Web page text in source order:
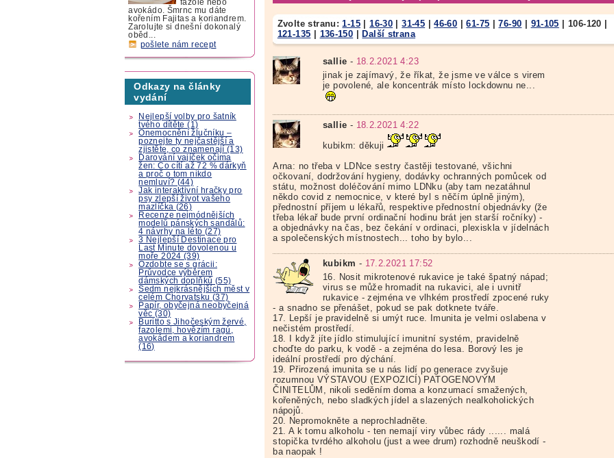
fazole nebo
avokádo. Šmrnc mu dáte
kořením Fajitas a koriandrem.
Zarolujte si dnešní dokonalý
oběd...
pošlete nám recept
Odkazy na články
vydání
Nejlepší volby pro šatník
tvého dítěte (1)
Onemocnění žlučníku –
poznejte ty nejčastější a
zjistěte, co znamenají (13)
Darování vajíček očima
žen: Co cítí až 72 % dárkyň
a proč o tom nikdo
nemluví? (44)
Jak interaktivní hračky pro
psy zlepší život vašeho
mazlíčka (26)
Recenze nejmódnějších
modelů pánských sandálů:
4 návrhy na léto (27)
3 Nejlepší Destinace pro
Last Minute dovolenou u
moře 2024 (39)
Ozdobte se s grácii:
Průvodce výběrem
dámských doplňků (55)
Sedm nejkrásnějších měst v
celém Chorvatsku (37)
Papír, obyčejná neobyčejná
věc (30)
Buritto s Jihočeským žervé,
fazolemi, hovězím ragú,
avokádem a koriandrem
(16)
Zvolte stranu:1-15 |16-30 |31-45 |46-60 |61-75 |76-90 | 91-105 | 106-120 |
121-135 | 136-150 |Další strana
sallie - 18.2.2021 4:23
jinak je zajímavý, že říkat, že jsme ve válce s virem
je povolené, ale koncentrák místo lockdownu ne...
sallie - 18.2.2021 4:22
kubikm: děkuji
Arna: no třeba v LDNce sestry častěji testované, všichni
očkovaní, dodržování hygieny, dodávky ochranných pomůcek od
státu, možnost doléčování mimo LDNku (aby tam nezatáhnul
někdo covid z nemocnice, v které byl s něčím úplně jiným),
přednostní příjem u lékařů, respektive přednostní objednávky (že
třeba lékař bude první ordinační hodinu brát jen starší ročníky) -
a objednávky na čas, bez čekání v ordinaci, plexiskla v jídelnách
a společenských místnostech... toho by bylo...
kubikm - 17.2.2021 17:52
16. Nosit mikrotenové rukavice je také špatný nápad;
virus se může hromadit na rukavici, ale i uvnitř
rukavice - zejména ve vlhkém prostředí zpocené ruky
- a snadno se přenášet, pokud se pak dotknete tváře.
17. Lepší je pravidelně si umýt ruce. Imunita je velmi oslabena v
nečistém prostředí.
18. I když jíte jídlo stimulující imunitní systém, pravidelně
choďte do parku, k vodě - a zejména do lesa. Borový les je
ideální prostředí pro dýchání.
19. Přirozená imunita se u nás lidí po generace zvyšuje
rozumnou VÝSTAVOU (EXPOZICÍ) PATOGENOVÝM
ČINITELŮM, nikoli seděním doma a konzumací smažených,
kořeněných, nebo sladkých jídel a slazených nealkoholických
nápojů.
20. Nepromokněte a neprochladněte.
21. A k tomu alkoholu - ten nemají viry vůbec rády ...... malá
stopička tvrdého alkoholu (just a wee drum) rozhodně neuškodí -
ba naopak !